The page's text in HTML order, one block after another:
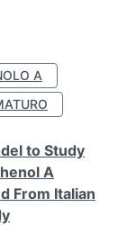
A
to Study
A
From Italian